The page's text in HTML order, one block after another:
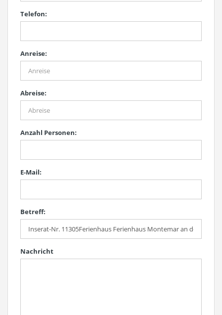
Telefon:
Anreise:
Abreise:
Anzahl Personen:
E-Mail:
Betreff:
Nachricht